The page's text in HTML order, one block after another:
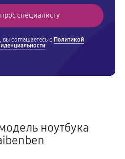
соглашаетесь с Политикой
ноутбука